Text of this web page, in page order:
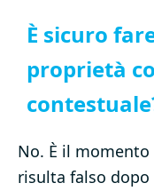
È sicuro
proprietà
No. È il momento
risulta falso